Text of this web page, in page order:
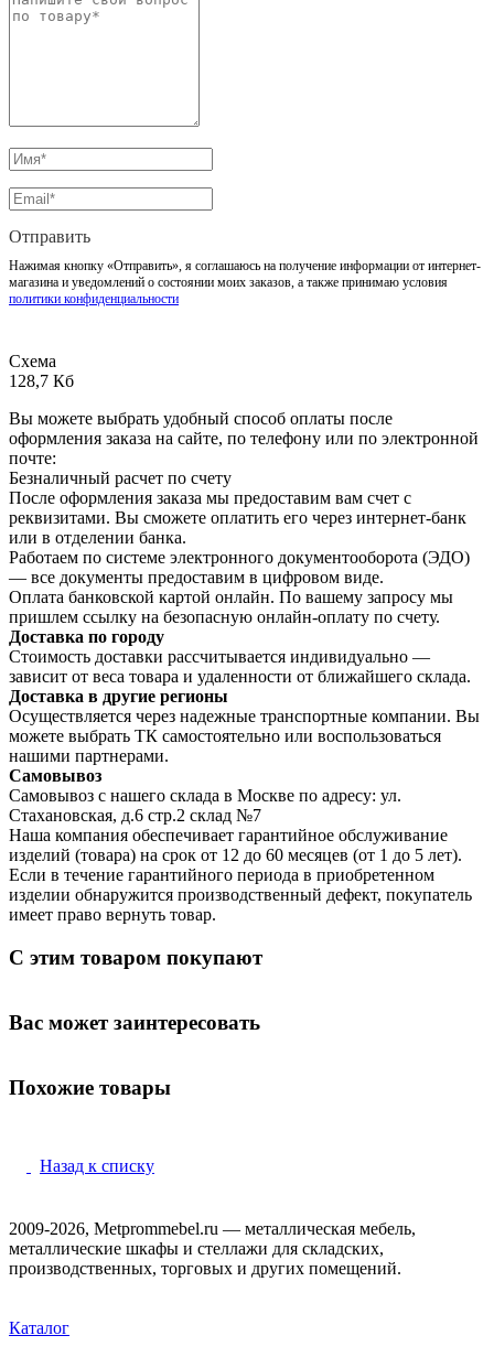
Отправить
Нажимая кнопку «Отправить», я соглашаюсь на получение информации от интернет-
магазина и уведомлений о состоянии моих заказов, а также принимаю условия
политики конфиденциальности
Схема
128,7 Кб
Вы можете выбрать удобный способ оплаты после
оформления заказа на сайте, по телефону или по электронной
почте:
Безналичный расчет по счету
После оформления заказа мы предоставим вам счет с
реквизитами. Вы сможете оплатить его через интернет-банк
или в отделении банка.
Работаем по системе электронного документооборота (ЭДО)
— все документы предоставим в цифровом виде.
Оплата банковской картой онлайн. По вашему запросу мы
пришлем ссылку на безопасную онлайн-оплату по счету.
Доставка по городу
Стоимость доставки рассчитывается индивидуально —
зависит от веса товара и удаленности от ближайшего склада.
Доставка в другие регионы
Осуществляется через надежные транспортные компании. Вы
можете выбрать ТК самостоятельно или воспользоваться
нашими партнерами.
Самовывоз
Самовывоз с нашего склада в Москве по адресу: ул.
Стахановская, д.6 стр.2 склад №7
Наша компания обеспечивает гарантийное обслуживание
изделий (товара) на срок от 12 до 60 месяцев (от 1 до 5 лет).
Если в течение гарантийного периода в приобретенном
изделии обнаружится производственный дефект, покупатель
имеет право вернуть товар.
С этим товаром покупают
Вас может заинтересовать
Похожие товары
Назад к списку
2009-2026, Metprommebel.ru — металлическая мебель,
металлические шкафы и стеллажи для складских,
производственных, торговых и других помещений.
Каталог